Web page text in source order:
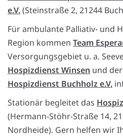
e.V.(Steinstraße 2, 21244
Für ambulante Palliativ- und
Region kommen Team
Versorgungsgebiet u. a.
Hospizdienst Winsen und der
Hospizdienst Buchholz e.V.
Stationär begleitet das
(Hermann-Stöhr-Straße 14,
Nordheide). Gern helfen wir